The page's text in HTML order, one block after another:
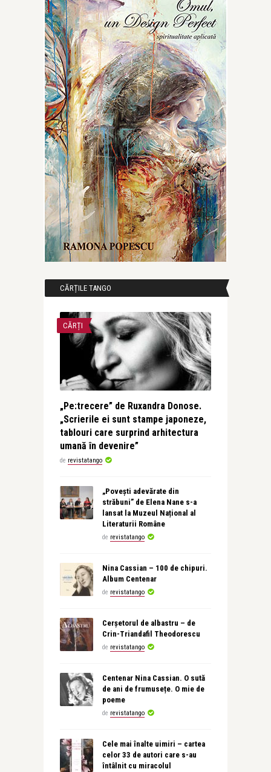
CĂRȚILE TANGO
CĂRȚI
„Pe:trecere” de Ruxandra Donose.
„Scrierile ei sunt stampe japoneze,
tablouri care surprind arhitectura
umană în devenire”
de revistatango
„Povești adevărate din
străbuni” de Elena Nane s-a
lansat la Muzeul Național al
Literaturii Române
de revistatango
Nina Cassian – 100 de chipuri.
Album Centenar
de revistatango
Cerșetorul de albastru – de
Crin-Triandafil Theodorescu
de revistatango
Centenar Nina Cassian. O sută
de ani de frumusețe. O mie de
poeme
de revistatango
Cele mai înalte uimiri – cartea
celor 33 de autori care s-au
întâlnit cu miracolul